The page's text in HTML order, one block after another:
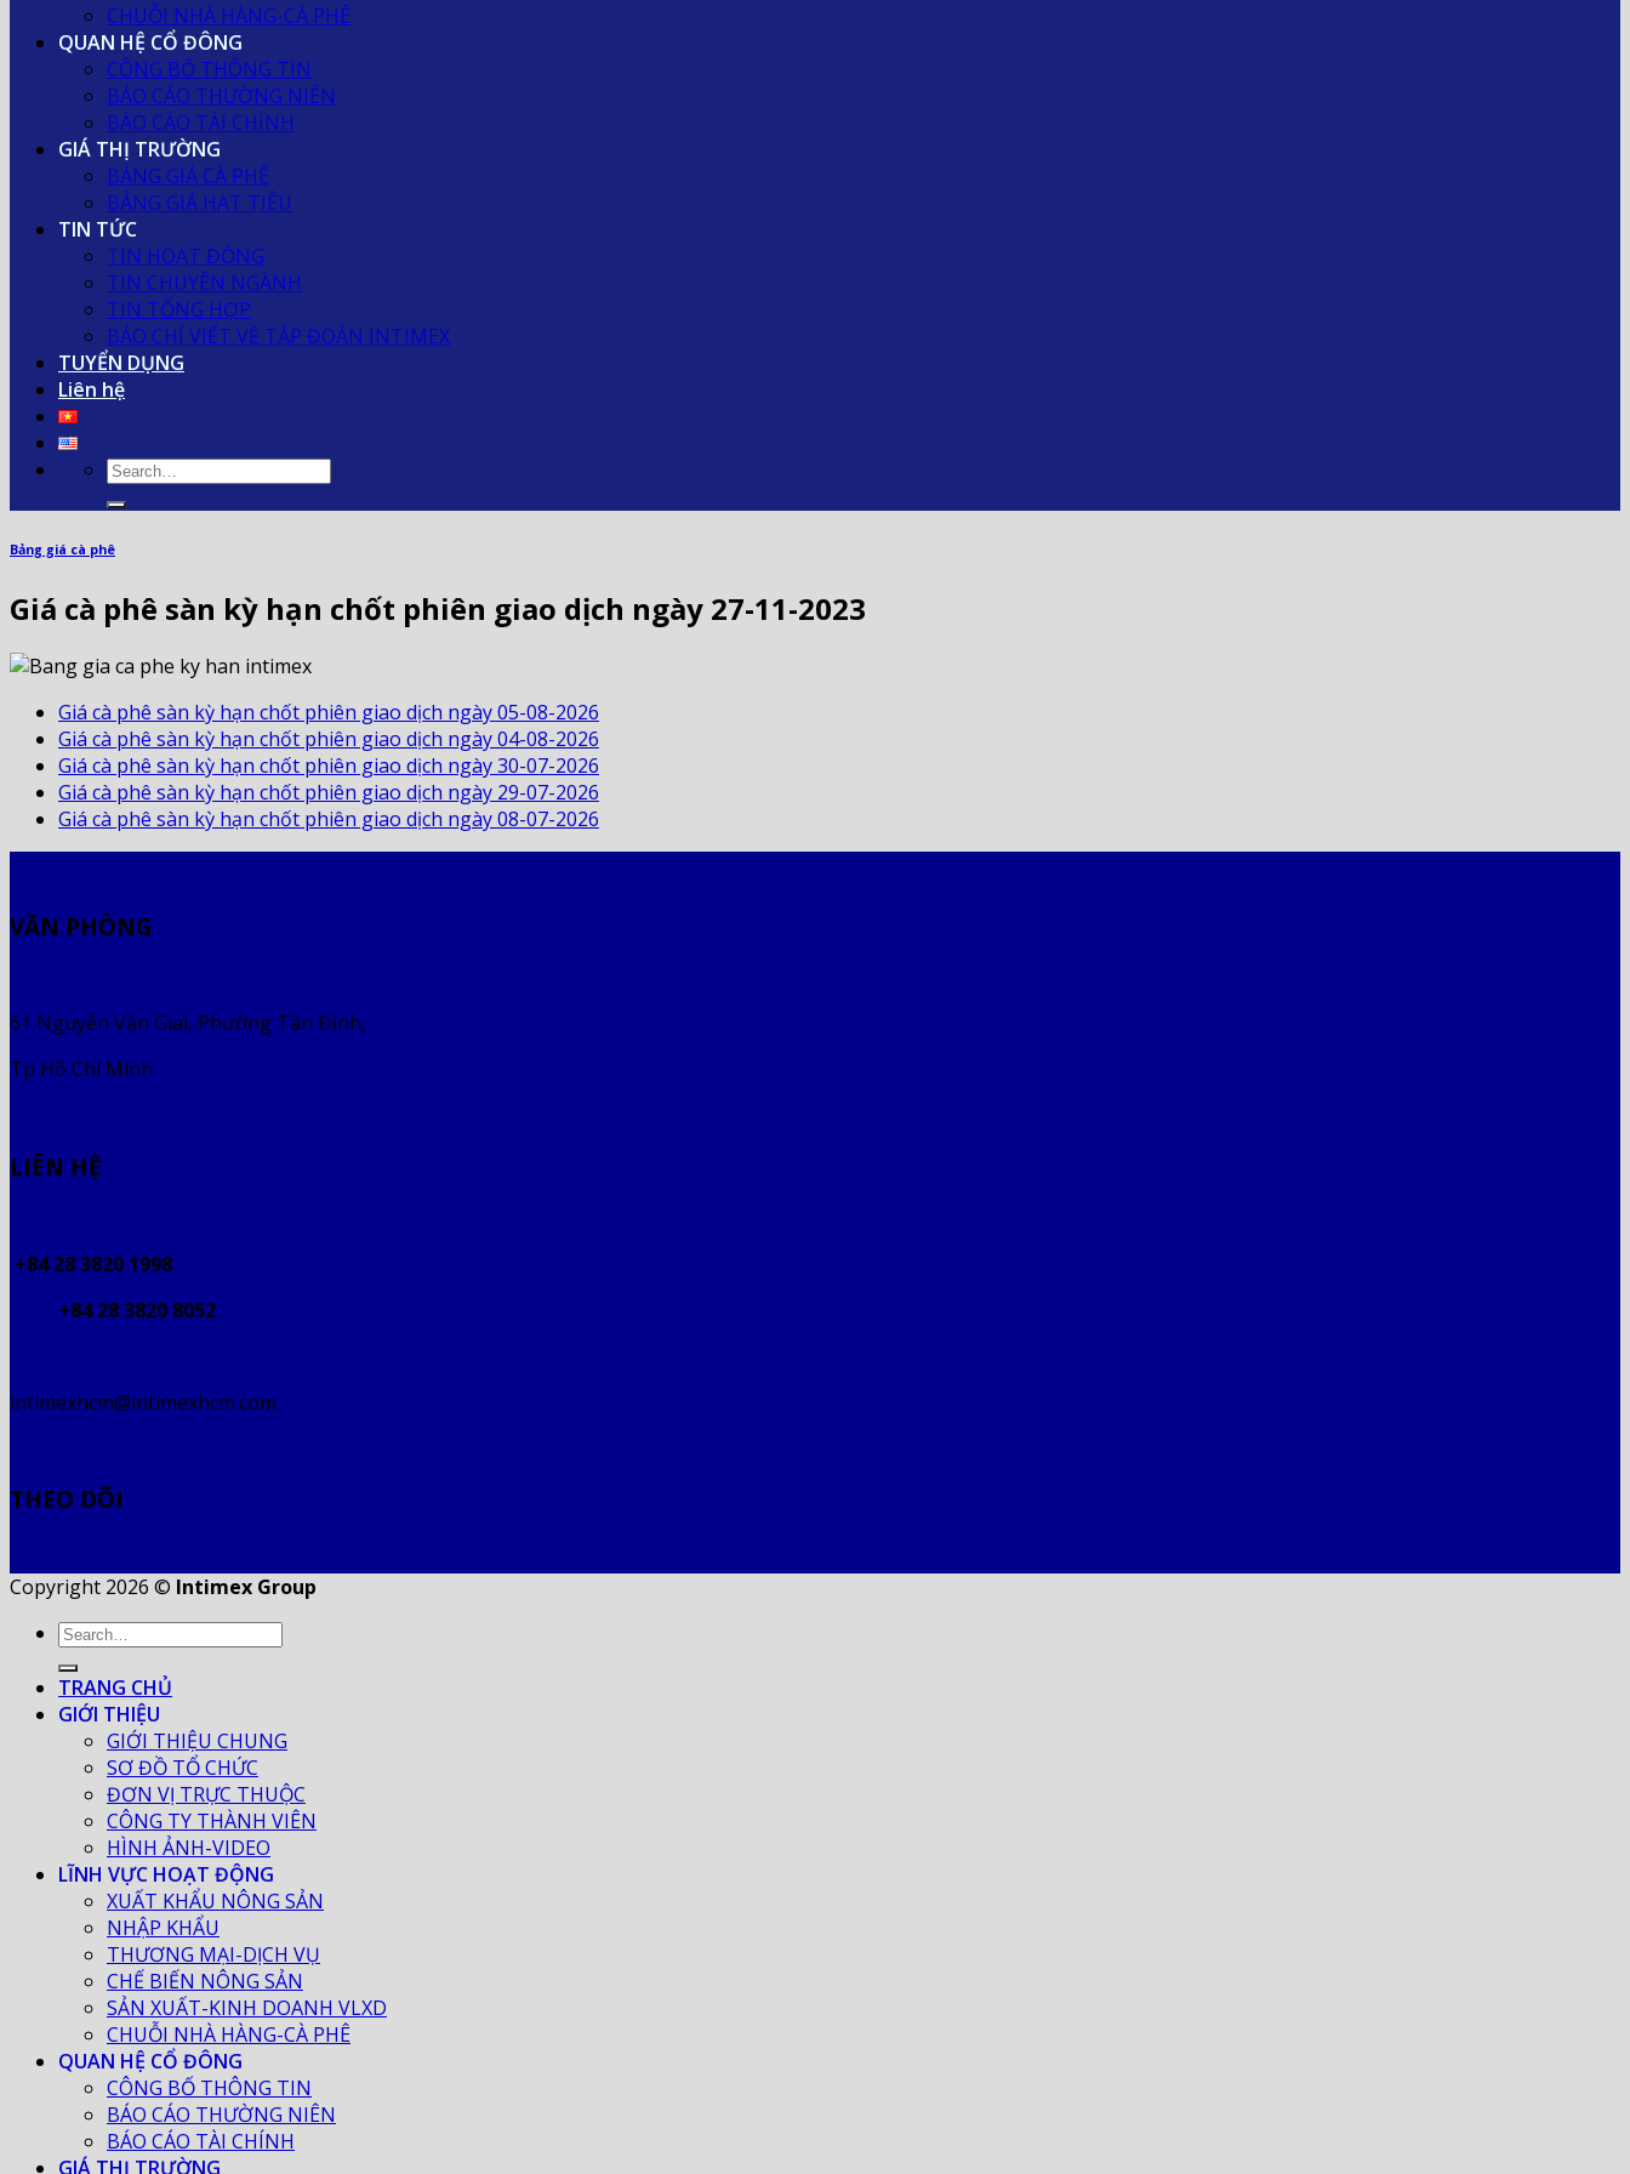
CHUỖI NHÀ HÀNG-CÀ PHÊ
QUAN HỆ CỔ ĐÔNG
CÔNG BỐ THÔNG TIN
BÁO CÁO THƯỜNG NIÊN
BÁO CÁO TÀI CHÍNH
GIÁ THỊ TRƯỜNG
BẢNG GIÁ CÀ PHÊ
BẢNG GIÁ HẠT TIÊU
TIN TỨC
TIN HOẠT ĐỘNG
TIN CHUYÊN NGÀNH
TIN TỔNG HỢP
BÁO CHÍ VIẾT VỀ TẬP ĐOÀN INTIMEX
TUYỂN DỤNG
Liên hệ
Bảng giá cà phê
Giá cà phê sàn kỳ hạn chốt phiên giao dịch ngày 27-11-2023
Giá cà phê sàn kỳ hạn chốt phiên giao dịch ngày 05-08-2026
Giá cà phê sàn kỳ hạn chốt phiên giao dịch ngày 04-08-2026
Giá cà phê sàn kỳ hạn chốt phiên giao dịch ngày 30-07-2026
Giá cà phê sàn kỳ hạn chốt phiên giao dịch ngày 29-07-2026
Giá cà phê sàn kỳ hạn chốt phiên giao dịch ngày 08-07-2026
VĂN PHÒNG
61 Nguyễn Văn Giai, Phường Tân Định,
Tp Hồ Chí Minh
LIÊN HỆ
+84 28 3820 1998
+84 28 3820 8052
intimexhcm@intimexhcm.com
THEO DÕI
Copyright 2026 © Intimex Group
TRANG CHỦ
GIỚI THIỆU
GIỚI THIỆU CHUNG
SƠ ĐỒ TỔ CHỨC
ĐƠN VỊ TRỰC THUỘC
CÔNG TY THÀNH VIÊN
HÌNH ẢNH-VIDEO
LĨNH VỰC HOẠT ĐỘNG
XUẤT KHẨU NÔNG SẢN
NHẬP KHẨU
THƯƠNG MẠI-DỊCH VỤ
CHẾ BIẾN NÔNG SẢN
SẢN XUẤT-KINH DOANH VLXD
CHUỖI NHÀ HÀNG-CÀ PHÊ
QUAN HỆ CỔ ĐÔNG
CÔNG BỐ THÔNG TIN
BÁO CÁO THƯỜNG NIÊN
BÁO CÁO TÀI CHÍNH
GIÁ THỊ TRƯỜNG